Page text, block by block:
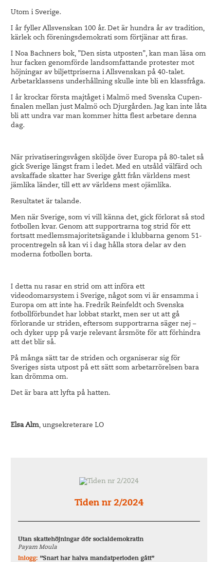
Utom i Sverige.
I år fyller Allsvenskan 100 år. Det är hundra år av tradition,
kärlek och föreningsdemokrati som förtjänar att firas.
I Noa Bachners bok, ”Den sista utposten”, kan man läsa om
hur facken genomförde landsomfattande protester mot
höjningar av biljettpriserna i Allsvenskan på 40-talet.
Arbetarklassens underhållning skulle inte bli en klassfråga.
I år krockar första majtåget i Malmö med Svenska Cupen-
finalen mellan just Malmö och Djurgården. Jag kan inte låta
bli att undra var man kommer hitta flest arbetare denna
dag.
När privatiseringsvågen sköljde över Europa på 80-talet så
gick Sverige längst fram i ledet. Med en utsåld välfärd och
avskaffade skatter har Sverige gått från världens mest
jämlika länder, till ett av världens mest ojämlika.
Resultatet är talande.
Men när Sverige, som vi vill känna det, gick förlorat så stod
fotbollen kvar. Genom att supportrarna tog strid för ett
fortsatt medlemsmajoritetsägande i klubbarna genom 51-
procentregeln så kan vi i dag hålla stora delar av den
moderna fotbollen borta.
I detta nu rasar en strid om att införa ett
videodomarsystem i Sverige, något som vi är ensamma i
Europa om att inte ha. Fredrik Reinfeldt och Svenska
fotbollförbundet har lobbat starkt, men ser ut att gå
förlorande ur striden, eftersom supportrarna säger nej –
och dyker upp på varje relevant årsmöte för att förhindra
att det blir så.
På många sätt tar de striden och organiserar sig för
Sveriges sista utpost på ett sätt som arbetarrörelsen bara
kan drömma om.
Det är bara att lyfta på hatten.
Elsa Alm, ungsekreterare LO
Tiden nr 2/2024
Utan skattehöjningar dör socialdemokratin
Payam Moula
Inlogg:”Snart har halva mandatperioden gått”